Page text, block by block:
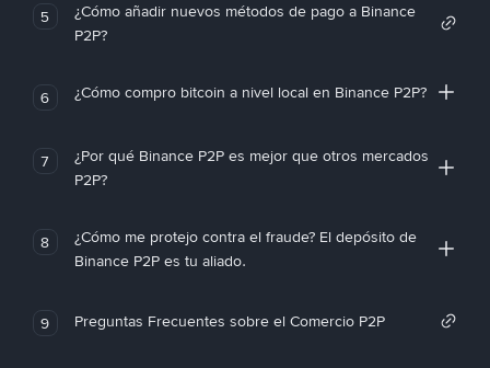
5
¿Cómo añadir nuevos métodos de pago a Binance
P2P?
6 ¿Cómo compro bitcoin a nivel local en Binance P2P?
7
¿Por qué Binance P2P es mejor que otros mercados
P2P?
8
¿Cómo me protejo contra el fraude? El depósito de
Binance P2P es tu aliado.
9 Preguntas Frecuentes sobre el Comercio P2P